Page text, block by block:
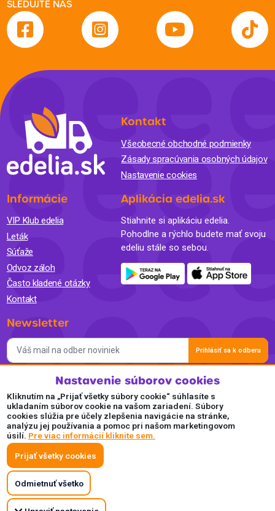
SLEDUJTE NÁS
Kontakt
Všeobecné obchodné podmienky
Zásady spracúvania osobných údajov
Nastavenie cookies
Informácie
VIP Klub edelia
Leták
Súťaže
Odvoz záloh
Často kladené otázky
Kontakt
Aplikácia edelia.sk
Stiahnite si aplikáciu edelia.
Pohodlne a rýchlo budete mať svoju
edeliu stále so sebou.
Newsletter
Prihlásiť sa k odberu
Súhlasím so spracovaním osobných údajov a so zasielaním
newslettra na marketingové účely a oboznámil som sa so
Zásadami ochrany osobných údajov.
Akceptujeme
Plaťte pohodlne a bezpečne online.
Nastavenie súborov cookies
Kliknutím na „Prijať všetky súbory cookie“ súhlasíte s
ukladaním súborov cookie na vašom zariadení. Súbory
cookies slúžia pre účely zlepšenia navigácie na stránke,
analýzu jej používania a pomoc pri našom marketingovom
úsilí. Pre viac informácií kliknite sem.
Prijať všetky cookies
Odmietnuť všetko